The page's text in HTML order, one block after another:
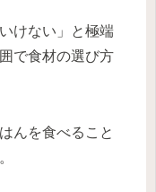
けない」と極端
で食材の選び方
んを食べること